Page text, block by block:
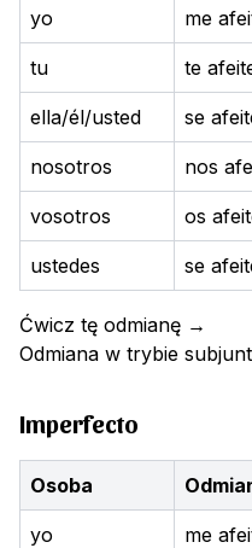
yo me
tu te
ella/él/usted se
nosotros nos
vosotros os
ustedes se
Ćwicz tę odmianę →
Odmiana w trybie
Imperfecto
Osoba
yo me